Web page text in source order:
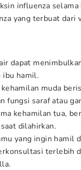
influenza
yang terbuat dari
dapat
ibu hamil.
muda
fungsi saraf atau
kehamilan tua,
dilahirkan.
yang ingin hamil
terlebih